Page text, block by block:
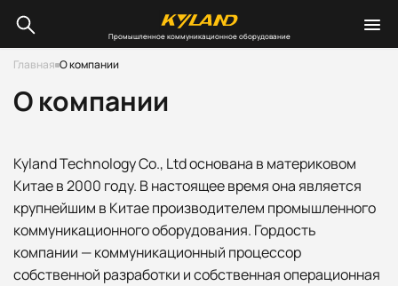
Промышленное коммуникационное оборудование
Главная О компании
О компании
Kyland Technology Co., Ltd основана в материковом
Китае в 2000 году. В настоящее время она является
крупнейшим в Китае производителем промышленного
коммуникационного оборудования. Гордость
компании — коммуникационный процессор
собственной разработки и собственная операционная